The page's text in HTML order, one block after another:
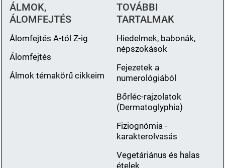
ÁLMOK,
ÁLOMFEJTÉS
Álomfejtés A-tól Z-ig
Álomfejtés
Álmok témakörű cikkeim
TOVÁBBI
TARTALMAK
Hiedelmek, babonák,
népszokások
Fejezetek a
numerológiából
Bőrléc-rajzolatok
(Dermatoglyphia)
Fiziognómia -
karakterolvasás
Vegetáriánus és halas
ételek